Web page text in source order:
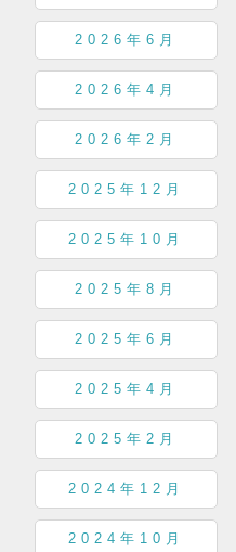
2026年6月
2026年4月
2026年2月
2025年12月
2025年10月
2025年8月
2025年6月
2025年4月
2025年2月
2024年12月
2024年10月